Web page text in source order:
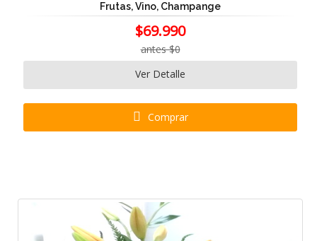
Frutas, Vino, Champange
$69.990
antes $0
Ver Detalle
Comprar